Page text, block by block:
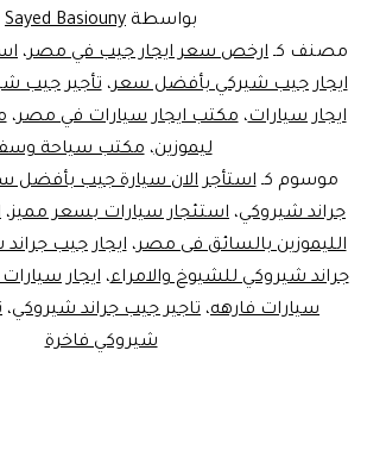
بواسطة Sayed Basiouny
مصنف كـ ارخص سعر ايجار جيب في مصر،
ايجار جيب شيركي بأفضل سعر،تأجير جيب
ايجار سيارات،مكتب ايجار سيارات في مصر،
ليموزين،مكتب سياحة
موسوم كـاستأجر الان سيارة جيب بأفضل
جراند شيروكي، استئجار سيارات بسعر مميز،
الليموزين بالسائق فى مصر،ايجار جيب
جراند شيروكي للشيوخ والامراء،ايجار
سيارات فارهه، تاجير جيب جراند شيروكي،
شيروكي فاخرة